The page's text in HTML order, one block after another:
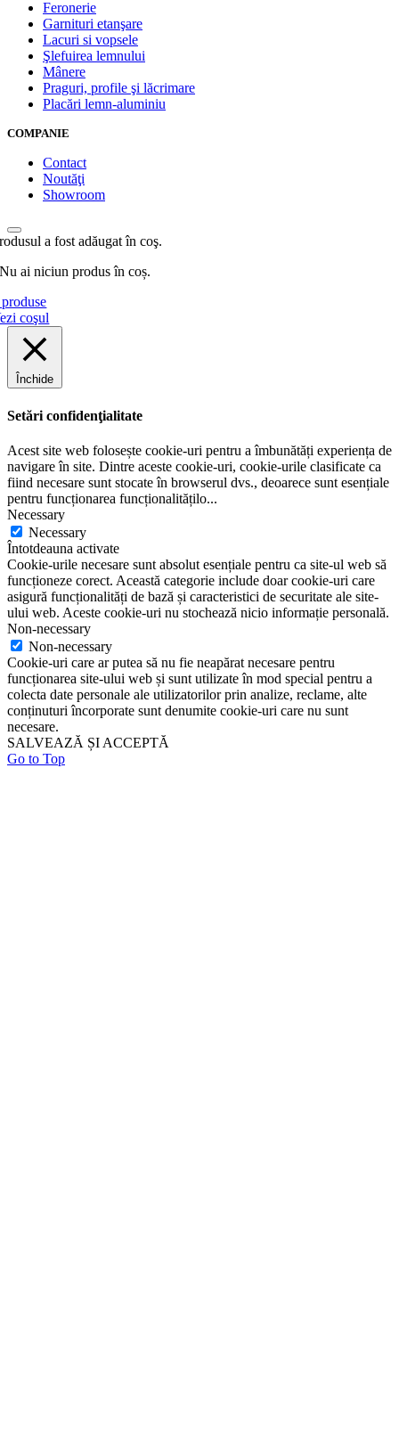
Feronerie
Garnituri etanşare
Lacuri si vopsele
Şlefuirea lemnului
Mânere
Praguri, profile şi lăcrimare
Placări lemn-aluminiu
COMPANIE
Contact
Noutăţi
Showroom
a fost adăugat în coş.
Nu ai niciun produs în coș.
coşul
Închide
Setări confidenţialitate
Acest site web folosește cookie-uri pentru a îmbunătăți experiența de
navigare în site. Dintre aceste cookie-uri, cookie-urile clasificate ca
fiind necesare sunt stocate în browserul dvs., deoarece sunt esențiale
pentru funcționarea funcționalitățilo...
Necessary
Necessary
Întotdeauna activate
Cookie-urile necesare sunt absolut esențiale pentru ca site-ul web să
funcționeze corect. Această categorie include doar cookie-uri care
asigură funcționalități de bază și caracteristici de securitate ale site-
ului web. Aceste cookie-uri nu stochează nicio informație personală.
Non-necessary
Non-necessary
Cookie-uri care ar putea să nu fie neapărat necesare pentru
funcționarea site-ului web și sunt utilizate în mod special pentru a
colecta date personale ale utilizatorilor prin analize, reclame, alte
conținuturi încorporate sunt denumite cookie-uri care nu sunt
necesare.
SALVEAZĂ ȘI ACCEPTĂ
Go to Top